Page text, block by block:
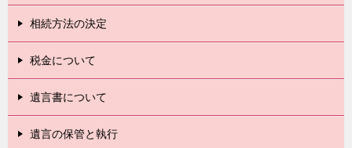
相続方法の決定
税金について
遺言書について
遺言の保管と執行